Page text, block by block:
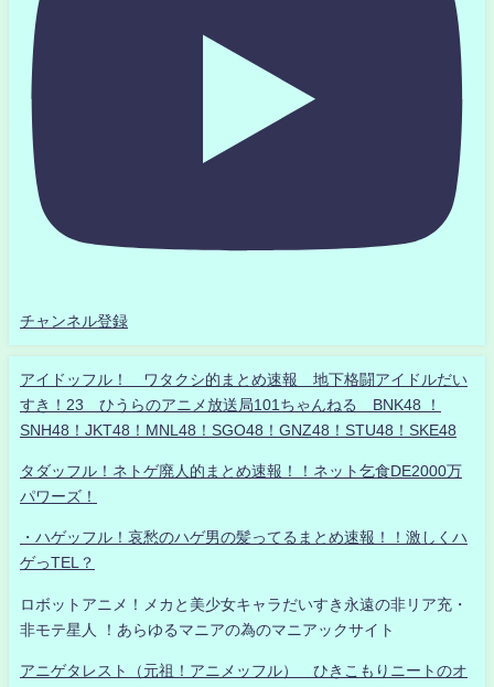
チャンネル登録
アイドッフル！ ワタクシ的まとめ速報 地下格闘アイドルだい
すき！23 ひうらのアニメ放送局101ちゃんねる BNK48 ！
SNH48！JKT48！MNL48！SGO48！GNZ48！STU48！SKE48
タダッフル！ネトゲ廃人的まとめ速報！！ネット乞食DE2000万
パワーズ！
・ハゲッフル！哀愁のハゲ男の髪ってるまとめ速報！！激しくハ
ゲっTEL？
ロボットアニメ！メカと美少女キャラだいすき永遠の非リア充・
非モテ星人 ！あらゆるマニアの為のマニアックサイト
アニゲタレスト（元祖！アニメッフル） ひきこもりニートのオ